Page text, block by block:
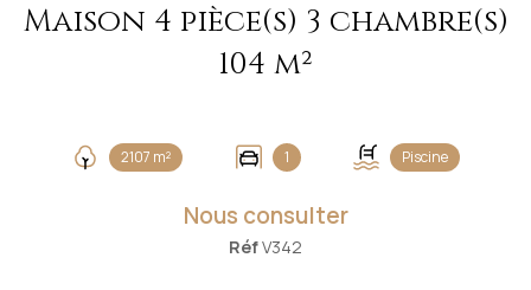
Maison 4 pièce(s) 3 chambre(s)
104 m²
2107 m² 1 Piscine
Nous consulter
RéfV342